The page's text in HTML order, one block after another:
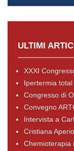
ULTIMI
XXXI
Ipertermia
Congresso di
Convegno
Intervista a
Cristiana
Chemioterapia